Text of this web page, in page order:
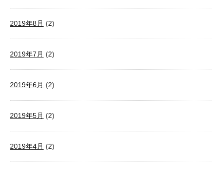
2019年8月 (2)
2019年7月 (2)
2019年6月 (2)
2019年5月 (2)
2019年4月 (2)